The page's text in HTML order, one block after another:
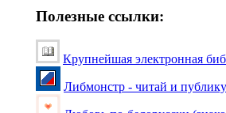
Полезные ссылки:
Крупнейшая электронная
Либмонстр - читай и